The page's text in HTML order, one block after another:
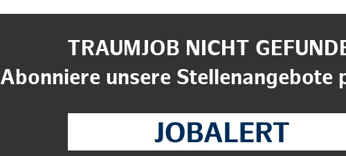
TRAUMJOB NICHT
Abonniere unsere Stellenangebote